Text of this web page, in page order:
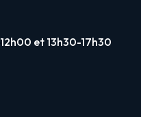
et 13h30-17h30